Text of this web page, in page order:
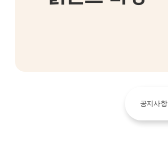
공지사항